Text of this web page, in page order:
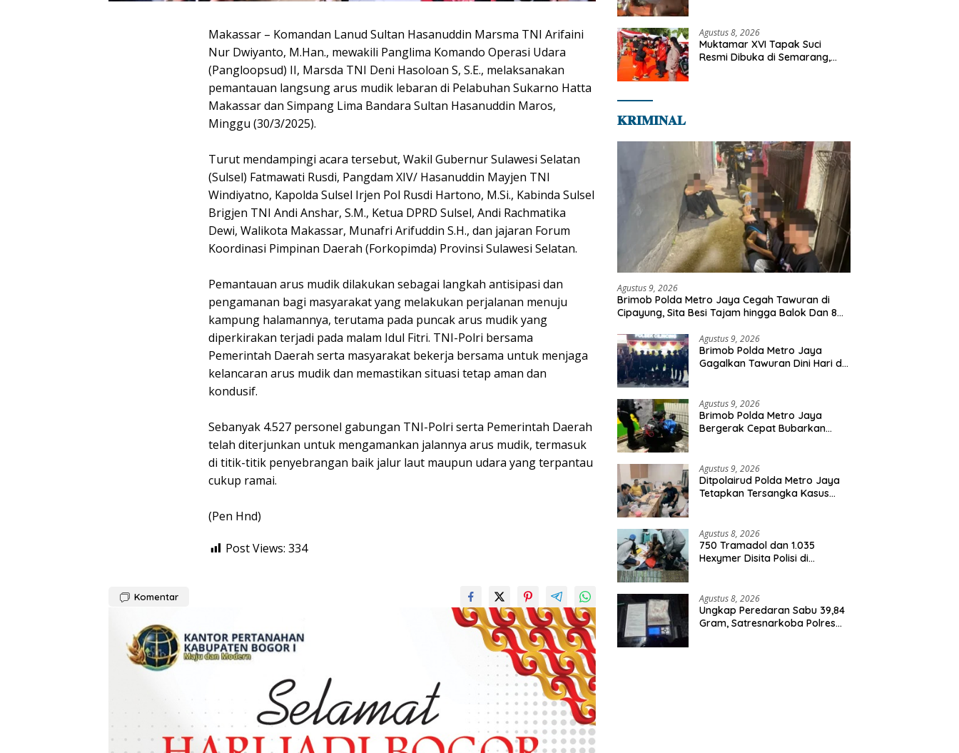
Makassar – Komandan Lanud Sultan Hasanuddin Marsma TNI Arifaini
Nur Dwiyanto, M.Han., mewakili Panglima Komando Operasi Udara
(Pangloopsud) II, Marsda TNI Deni Hasoloan S, S.E., melaksanakan
pemantauan langsung arus mudik lebaran di Pelabuhan Sukarno Hatta
Makassar dan Simpang Lima Bandara Sultan Hasanuddin Maros,
Minggu (30/3/2025).
Turut mendampingi acara tersebut, Wakil Gubernur Sulawesi Selatan
(Sulsel) Fatmawati Rusdi, Pangdam XIV/ Hasanuddin Mayjen TNI
Windiyatno, Kapolda Sulsel Irjen Pol Rusdi Hartono, M.Si., Kabinda Sulsel
Brigjen TNI Andi Anshar, S.M., Ketua DPRD Sulsel, Andi Rachmatika
Dewi, Walikota Makassar, Munafri Arifuddin S.H., dan jajaran Forum
Koordinasi Pimpinan Daerah (Forkopimda) Provinsi Sulawesi Selatan.
Pemantauan arus mudik dilakukan sebagai langkah antisipasi dan
pengamanan bagi masyarakat yang melakukan perjalanan menuju
kampung halamannya, terutama pada puncak arus mudik yang
diperkirakan terjadi pada malam Idul Fitri. TNI-Polri bersama
Pemerintah Daerah serta masyarakat bekerja bersama untuk menjaga
kelancaran arus mudik dan memastikan situasi tetap aman dan
kondusif.
Sebanyak 4.527 personel gabungan TNI-Polri serta Pemerintah Daerah
telah diterjunkan untuk mengamankan jalannya arus mudik, termasuk
di titik-titik penyebrangan baik jalur laut maupun udara yang terpantau
cukup ramai.
(Pen Hnd)
Post Views: 334
Komentar
Agustus 8, 2026
Muktamar XVI Tapak Suci
Resmi Dibuka di Semarang,
𝐊𝐑𝐈𝐌𝐈𝐍𝐀𝐋
Agustus 9, 2026
Brimob Polda Metro Jaya Cegah Tawuran di
Cipayung, Sita Besi Tajam hingga Balok Dan 8
Agustus 9, 2026
Brimob Polda Metro Jaya
Gagalkan Tawuran Dini Hari di
Diamankan
Agustus 9, 2026
Brimob Polda Metro Jaya
Bergerak Cepat Bubarkan
Agustus 9, 2026
Ditpolairud Polda Metro Jaya
Tetapkan Tersangka Kasus
Agustus 8, 2026
750 Tramadol dan 1.035
Hexymer Disita Polisi di
Agustus 8, 2026
Ungkap Peredaran Sabu 39,84
Gram, Satresnarkoba Polres